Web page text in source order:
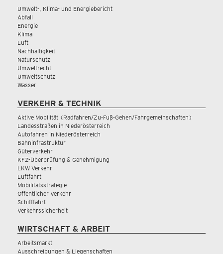
Umwelt-, Klima- und Energiebericht
Abfall
Energie
Klima
Luft
Nachhaltigkeit
Naturschutz
Umweltrecht
Umweltschutz
Wasser
VERKEHR & TECHNIK
Aktive Mobilität (Radfahren/Zu-Fuß-Gehen/Fahrgemeinschaften)
Landesstraßen in Niederösterreich
Autofahren in Niederösterreich
Bahninfrastruktur
Güterverkehr
KFZ-Überprüfung & Genehmigung
LKW Verkehr
Luftfahrt
Mobilitätsstrategie
Öffentlicher Verkehr
Schifffahrt
Verkehrssicherheit
WIRTSCHAFT & ARBEIT
Arbeitsmarkt
Ausschreibungen & Liegenschaften